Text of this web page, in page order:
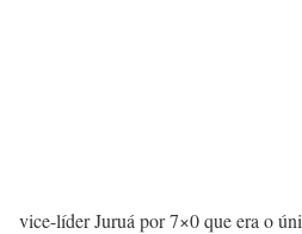
vice-líder Juruá por 7×0 que era o